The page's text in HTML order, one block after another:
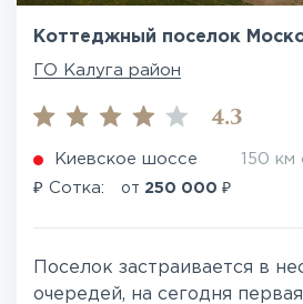
Коттеджный поселок
ГО Калуга район
4.3
Киевское шоссе 150 км
₽ Сотка: от 250 000 ₽
Поселок застраивается в
очередей, на сегодня